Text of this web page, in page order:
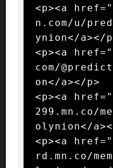
<p><a
n.com/u/
ynion</a></
<p><a
com/
on</a></p>
<p><a
299.mn.co/
olynion</
<p><a
rd.mn.co/